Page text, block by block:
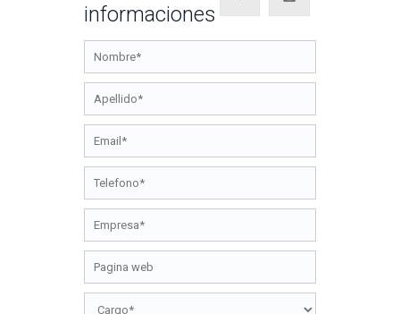
informaciones